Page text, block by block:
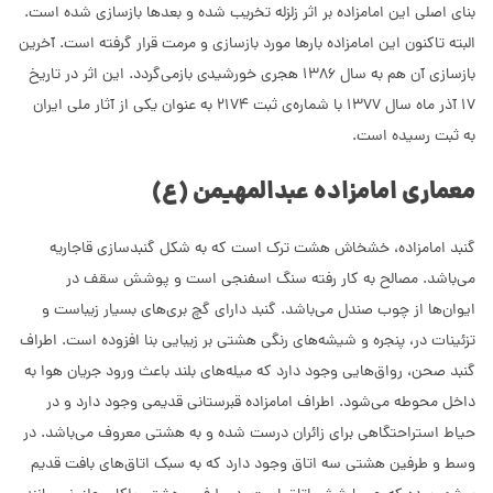
بنای اصلی این امامزاده بر اثر زلزله تخریب شده و بعدها بازسازی شده است.
البته تاکنون این امامزاده بارها مورد بازسازی و مرمت قرار گرفته است. آخرین
بازسازی آن هم به سال 1386 هجری خورشیدی بازمی‌گردد. این اثر در تاریخ
17 آذر ماه سال 1377 با شماره‌ی ثبت 2174 به عنوان یکی از آثار ملی ایران
به ثبت رسیده است.
معماری امامزاده عبدالمهیمن (ع)
گنبد امامزاده، خشخاش هشت ترک است که به شکل گنبدسازی قاجاریه
می‌باشد. مصالح به کار رفته سنگ اسفنجی است و پوشش سقف در
ایوان‌ها از چوب صندل می‌باشد. گنبد دارای گچ بری‌های بسیار زیباست و
تزئینات در، پنجره و شیشه‌های رنگی هشتی بر زیبایی بنا افزوده است. اطراف
گنبد صحن، رواق‌هایی وجود دارد که میله‌های بلند باعث ورود جریان هوا به
داخل محوطه می‌شود. اطراف امامزاده قبرستانی قدیمی وجود دارد و در
حیاط استراحتگاهی برای زائران درست شده و به هشتی معروف می‌باشد. در
وسط و طرفین هشتی سه اتاق وجود دارد که به سبک اتاق‌های بافت قدیم